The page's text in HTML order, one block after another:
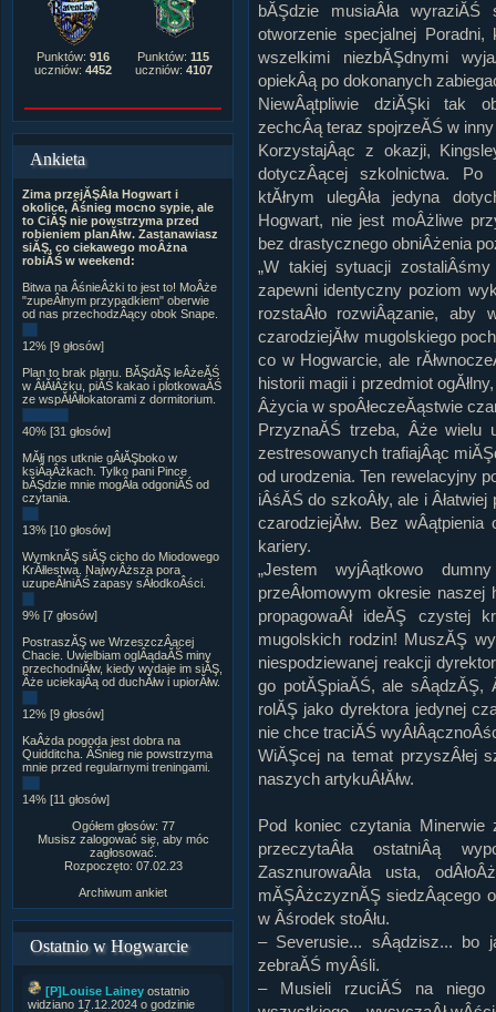
Punktów: 916
uczniów: 4452
Punktów: 115
uczniów: 4107
Ankieta
Zima przejĂŞÂła Hogwart i
okolice, Âśnieg mocno sypie, ale
to CiĂŞ nie powstrzyma przed
robieniem planĂłw. Zastanawiasz
siĂŞ, co ciekawego moÂżna
robiĂŚ w weekend:
Bitwa na ÂśnieÂżki to jest to! MoÂże
"zupeÂłnym przypadkiem" oberwie
od nas przechodzÂący obok Snape.
12% [9 głosów]
Plan to brak planu. BĂŞdĂŞ leÂżeĂŚ
w ÂłĂłÂżku, piĂŚ kakao i plotkowaĂŚ
ze wspĂłÂłlokatorami z dormitorium.
40% [31 głosów]
MĂłj nos utknie gÂłĂŞboko w
ksiÂąÂżkach. Tylko pani Pince
bĂŞdzie mnie mogÂła odgoniĂŚ od
czytania.
13% [10 głosów]
WymknĂŞ siĂŞ cicho do Miodowego
KrĂłlestwa. NajwyÂższa pora
uzupeÂłniĂŚ zapasy sÂłodkoÂści.
9% [7 głosów]
PostraszĂŞ we WrzeszczÂącej
Chacie. Uwielbiam oglÂądaĂŚ miny
przechodniĂłw, kiedy wydaje im siĂŞ,
Âże uciekajÂą od duchĂłw i upiorĂłw.
12% [9 głosów]
KaÂżda pogoda jest dobra na
Quidditcha. ÂŚnieg nie powstrzyma
mnie przed regularnymi treningami.
14% [11 głosów]
Ogółem głosów: 77
Musisz zalogować się, aby móc
zagłosować.
Rozpoczęto: 07.02.23
Archiwum ankiet
Ostatnio w Hogwarcie
[P]Louise Lainey ostatnio
widziano 17.12.2024 o godzinie
bĂŞdzie musiaÂła wyraziĂŚ
otworzenie specjalnej Poradni,
wszelkimi niezbĂŞdnymi
opiekÂą po dokonanych
NiewÂątpliwie dziĂŞki tak
zechcÂą teraz spojrzeĂŚ w
KorzystajÂąc z okazji,
dotyczÂącej szkolnictwa. Po
ktĂłrym ulegÂła jedyna
Hogwart, nie jest moÂżliwe
bez drastycznego obniÂżenia
„W takiej sytuacji
zapewni identyczny poziom
rozstaÂło rozwiÂązanie,
czarodziejĂłw mugolskiego
co w Hogwarcie, ale
historii magii i przedmiot
Âżycia w spoÂłeczeĂąstwie
PrzyznaĂŚ trzeba, Âże wielu
zestresowanych trafiajÂąc
od urodzenia. Ten rewelacyjny
iÂśĂŚ do szkoÂły, ale i
czarodziejĂłw. Bez
kariery.
„Jestem wyjÂątkowo
przeÂłomowym okresie
propagowaÂł ideĂŞ czystej
mugolskich rodzin! MuszĂŞ
niespodziewanej reakcji
go potĂŞpiaĂŚ, ale sÂądzĂŞ,
rolĂŞ jako dyrektora jedynej
nie chce traciĂŚ
WiĂŞcej na temat przyszÂłej
naszych artykuÂłĂłw.
Pod koniec czytania Minerwie
przeczytaÂła ostatniÂą
ZasznurowaÂła usta,
mĂŞÂżczyznĂŞ siedzÂącego
w Âśrodek stoÂłu.
– Severusie... sÂądzisz... bo
zebraĂŚ myÂśli.
– Musieli rzuciĂŚ na niego